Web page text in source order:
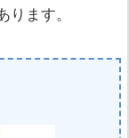
ます。